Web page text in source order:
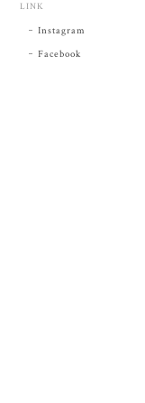
LINK
Instagram
Facebook